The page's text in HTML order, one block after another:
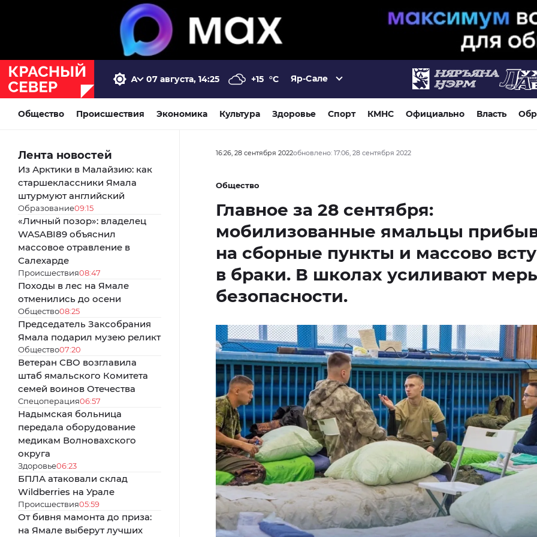
07 августа, 14:25 +15 °C Яр-Сале
Общество Происшествия Экономика Культура Здоровье Спорт КМНС Официально Власть
Лента новостей
Из Арктики в Малайзию: как
старшеклассники Ямала
штурмуют английский
Образование09:15
«Личный позор»: владелец
WASABI89 объяснил
массовое отравление в
Салехарде
Происшествия08:47
Походы в лес на Ямале
отменились до осени
Общество08:25
Председатель Заксобрания
Ямала подарил музею реликт
Общество07:20
Ветеран СВО возглавила
штаб ямальского Комитета
семей воинов Отечества
Спецоперация06:57
Надымская больница
передала оборудование
медикам Волновахского
округа
Здоровье06:23
БПЛА атаковали склад
Wildberries на Урале
Происшествия05:59
От бивня мамонта до приза:
на Ямале выберут лучших
16:26, 28 сентября 2022обновлено: 17:06, 28 сентября 2022
Общество
Главное за 28 сентября:
мобилизованные ямальцы
на сборные пункты и массово
в браки. В школах усиливают
безопасности.